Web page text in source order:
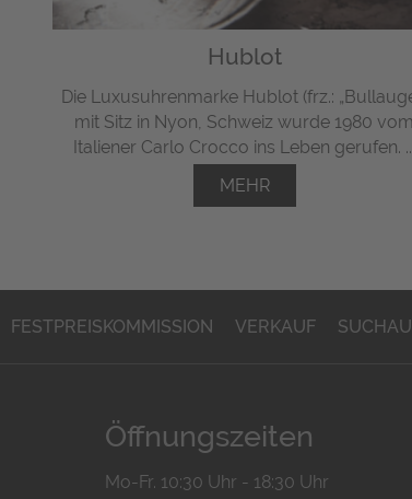
Hublot
Die Luxusuhrenmarke Hublot (frz.:
mit Sitz in Nyon, Schweiz wurde 1980 vom
Italiener Carlo Crocco ins Leben gerufen.
MEHR
FESTPREISKOMMISSION VERKAUF
Öffnungszeiten
Mo-Fr. 10:30 Uhr - 18:30 Uhr